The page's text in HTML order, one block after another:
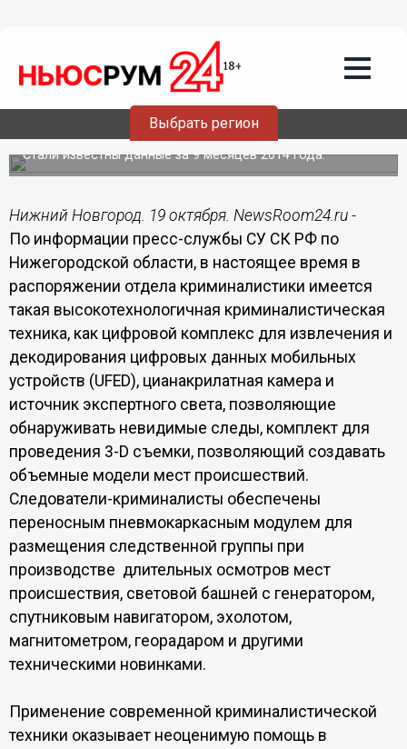
Выбрать регион
Более 92% составила раскрываемость
убийств и изнасилований в
Нижегородской области
Стали известны данные за 9 месяцев 2014 года.
Нижний Новгород. 19 октября. NewsRoom24.ru -
По информации пресс-службы СУ СК РФ по
Нижегородской области, в настоящее время в
распоряжении отдела криминалистики имеется
такая высокотехнологичная криминалистическая
техника, как цифровой комплекс для извлечения и
декодирования цифровых данных мобильных
устройств (UFED), цианакрилатная камера и
источник экспертного света, позволяющие
обнаруживать невидимые следы, комплект для
проведения 3-D съемки, позволяющий создавать
объемные модели мест происшествий.
Следователи-криминалисты обеспечены
переносным пневмокаркасным модулем для
размещения следственной группы при
производстве длительных осмотров мест
происшествия, световой башней с генератором,
спутниковым навигатором, эхолотом,
магнитометром, георадаром и другими
техническими новинками.
Применение современной криминалистической
техники оказывает неоценимую помощь в